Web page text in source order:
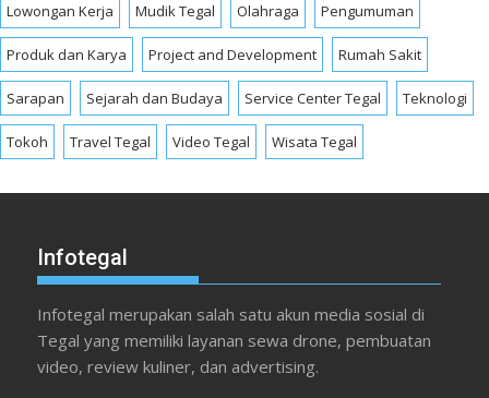
Lowongan Kerja Mudik Tegal Olahraga Pengumuman
Produk dan Karya Project and Development Rumah Sakit
Sarapan Sejarah dan Budaya Service Center Tegal Teknologi
Tokoh Travel Tegal Video Tegal Wisata Tegal
Infotegal
Infotegal merupakan salah satu akun media sosial di
Tegal yang memiliki layanan sewa drone, pembuatan
video, review kuliner, dan advertising.